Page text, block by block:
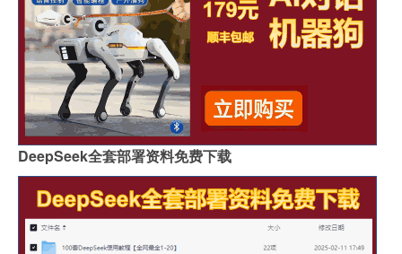
DeepSeek全套部署资料免费下载